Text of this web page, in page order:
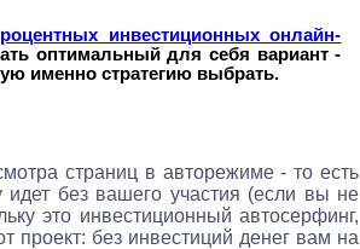
инвестиционных онлайн-
оптимальный для себя вариант -
именно стратегию выбрать.
страниц в авторежиме - то есть
идет без вашего участия (если вы не
это инвестиционный автосерфинг,
проект: без инвестиций денег вам на